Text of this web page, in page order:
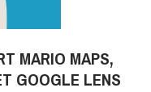
MARIO MAPS,
GOOGLE LENS